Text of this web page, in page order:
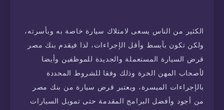
الكثير من الناس يسعى لامتلاك سيارة خاصة به وبأسرته،
ولكن تكون بأبسط وأقل الإجراءات، لذا فيقدم بنك مصر
قرض السيارة المستعملة والجديدة للموظفين وأيضا
لأصحاب المهن الحرة وذلك وفقا للشروط المحددة
بالإجراءات الميسرة، ويعتبر قرض سيارة من بنك مصر
من أجود وأفضل البرامج المقدمة حتى تمويل السيارات